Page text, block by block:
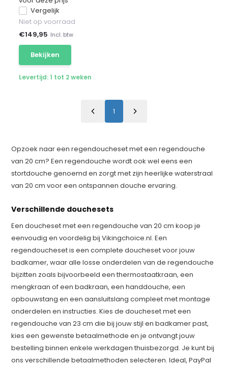
Vergelijk
Niet op voorraad
€149,95 Incl. btw
Bekijken
Levertijd: 1 tot 2 weken
1
Opzoek naar een regendoucheset met een regendouche
van 20 cm? Een regendouche wordt ook wel eens een
stortdouche genoemd en zorgt met zijn heerlijke waterstraal
van 20 cm voor een ontspannen douche ervaring.
Verschillende douchesets
Een doucheset met een regendouche van 20 cm koop je
eenvoudig en voordelig bij Vikingchoice.nl. Een
regendoucheset is een complete doucheset voor jouw
badkamer, waar alle losse onderdelen van de regendouche
bijzitten zoals bijvoorbeeld een thermostaatkraan, een
mengkraan of een badkraan, een handdouche, een
opbouwstang en een aansluitslang compleet met montage
onderdelen en instructies. Kies de doucheset met een
regendouche van 23 cm die bij jouw stijl en badkamer past,
kies een gewenste betaalmethode en je ontvangt jouw
bestelling binnen enkele werkdagen thuisbezorgd. Je kunt bij
ons verschillende betaalmethoden selecteren. Ideal, PayPal